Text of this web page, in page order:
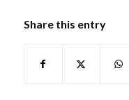
Share this entry